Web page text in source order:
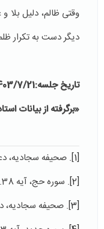
وقتی ظالم، دلیل
دیگر دست به تکرار
تاریخ جلسه:1403/7/21 ـ جلسه 3
«برگرفته از بیانات
[1] . صحیفه سجادیه،
[2] . سوره حج، آیه 38.
[3]
. صحیفه سجادیه،